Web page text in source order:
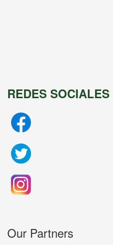
REDES SOCIALES
Our Partners